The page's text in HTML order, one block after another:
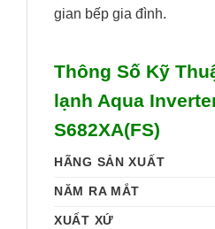
gian bếp gia đình.
Thông Số Kỹ
lạnh Aqua
S682XA(FS)
HÃNG SẢN XUẤT
NĂM RA MẮT
XUẤT XỨ